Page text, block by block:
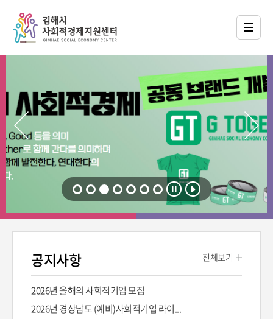
공지사항
2026년 올해의 사회적기업 모집
2026년 경상남도 (예비)사회적기업 라이...
전체보기